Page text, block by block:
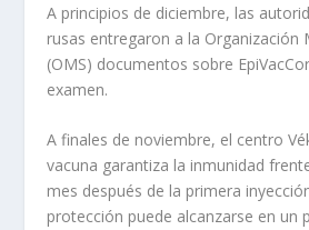
A principios de diciembre, las
rusas entregaron a la Organización
(OMS) documentos sobre
examen.
A finales de noviembre, el centro
vacuna garantiza la inmunidad
mes después de la primera
protección puede alcanzarse en un